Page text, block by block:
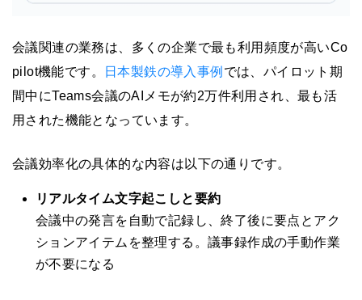
会議関連の業務は、多くの企業で最も利用頻度が高いCo
pilot機能です。
日本製鉄の導入事例 では、パイロット期
間中にTeams会議のAIメモが約2万件利用され、最も活
用された機能となっています。
会議効率化の具体的な内容は以下の通りです。
リアルタイム文字起こしと要約
会議中の発言を自動で記録し、終了後に要点とアク
ションアイテムを整理する。議事録作成の手動作業
が不要になる